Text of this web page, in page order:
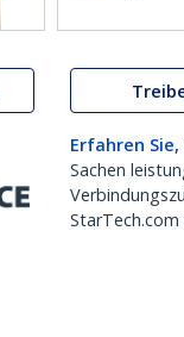
Erfahren Sie,
Sachen
StarTech.com